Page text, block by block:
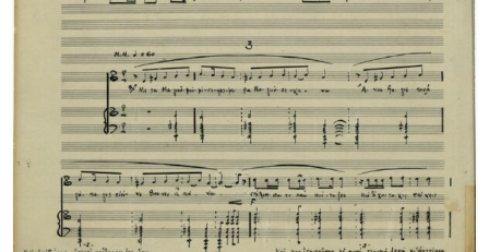
[Φάκελος] GR-As-MTH-003-Sc-024-144-Βάκχες
[Φάκελος] GR-As-MTH-003-Sc-024-145-Faces
[Φάκελος] GR-As-MTH-003-Sc-024-146-
[Φάκελος] GR-As-MTH-003-Sc-024-147-
[Φάκελος] GR-As-MTH-003-Sc-024-148-
[Φάκελος] GR-As-MTH-003-Sc-024-149-
[Φάκελος] GR-As-MTH-003-Sc-025-150-Phedre
[Φάκελος] GR-As-MTH-003-Sc-025-151-Ο
[Φάκελος] GR-As-MTH-003-Sc-025-152-